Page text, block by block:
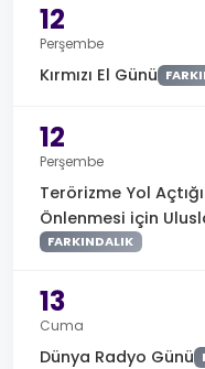
12
Perşembe
Kırmızı El Günü
12
Perşembe
Terörizme Yol
Önlenmesi için
FARKINDALIK
13
Cuma
Dünya Radyo Günü